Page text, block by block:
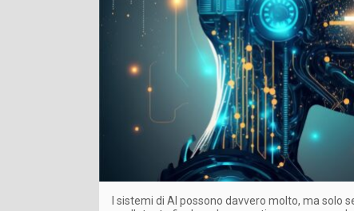
I sistemi di AI possono davvero molto, ma